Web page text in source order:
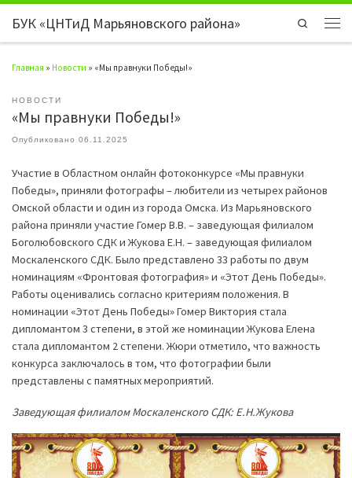
Перейти к содержимому
БУК «ЦНТиД Марьяновского района»
Search
Главная » Новости » «Мы правнуки Победы!»
НОВОСТИ
«Мы правнуки Победы!»
Опубликовано 06.11.2025
Участие в Областном онлайн фотоконкурсе «Мы правнуки
Победы», приняли фотографы – любители из четырех районов
Омской области и один из города Омска. Из Марьяновского
района приняли участие Гомер В.В. – заведующая филиалом
Боголюбовского СДК и Жукова Е.Н. – заведующая филиалом
Москаленского СДК. Было представлено 33 работы по двум
номинациям «Фронтовая фотография» и «Этот День Победы».
Работы оценивались согласно критериям положения. В
номинации «Этот День Победы» Гомер Виктория стала
дипломантом 3 степени, в этой же номинации Жукова Елена
стала дипломантом 2 степени. Жюри отметило, что важность
конкурса заключалось в том, что фотографии были
представлены с памятных мероприятий.
Заведующая филиалом Москаленского СДК: Е.Н.Жукова